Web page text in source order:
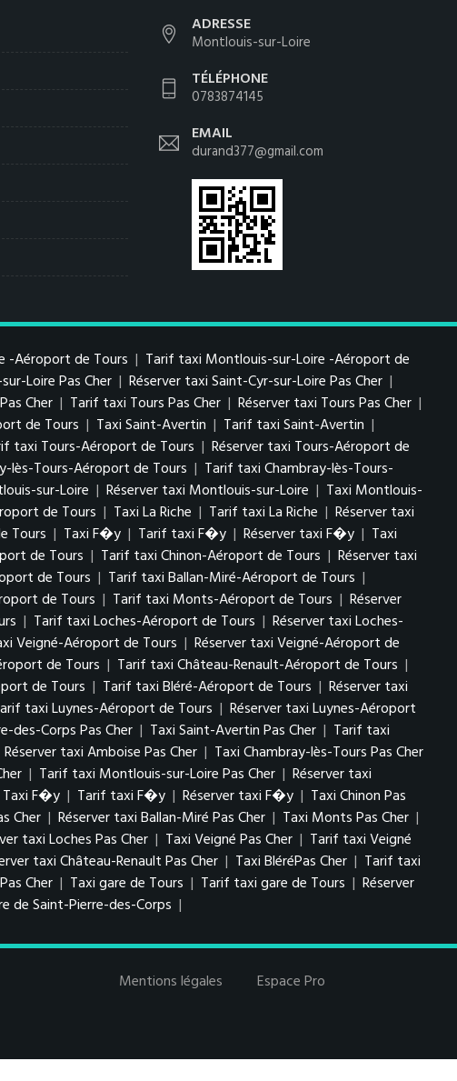
ADRESSE
Montlouis-sur-Loire
TÉLÉPHONE
0783874145
EMAIL
durand377@gmail.com
-Aéroport de Tours | Tarif taxi Montlouis-sur-Loire -Aéroport de
Loire Pas Cher | Réserver taxi Saint-Cyr-sur-Loire Pas Cher |
Cher | Tarif taxi Tours Pas Cher | Réserver taxi Tours Pas Cher |
de Tours | Taxi Saint-Avertin | Tarif taxi Saint-Avertin |
taxi Tours-Aéroport de Tours | Réserver taxi Tours-Aéroport de
lès-Tours-Aéroport de Tours | Tarif taxi Chambray-lès-Tours-
sur-Loire | Réserver taxi Montlouis-sur-Loire | Taxi Montlouis-
de Tours | Taxi La Riche | Tarif taxi La Riche | Réserver taxi
Tours | Taxi F�y | Tarif taxi F�y | Réserver taxi F�y | Taxi
de Tours | Tarif taxi Chinon-Aéroport de Tours | Réserver taxi
de Tours | Tarif taxi Ballan-Miré-Aéroport de Tours |
de Tours | Tarif taxi Monts-Aéroport de Tours | Réserver
| Tarif taxi Loches-Aéroport de Tours | Réserver taxi Loches-
Veigné-Aéroport de Tours | Réserver taxi Veigné-Aéroport de
de Tours | Tarif taxi Château-Renault-Aéroport de Tours |
de Tours | Tarif taxi Bléré-Aéroport de Tours | Réserver taxi
taxi Luynes-Aéroport de Tours | Réserver taxi Luynes-Aéroport
des-Corps Pas Cher | Taxi Saint-Avertin Pas Cher | Tarif taxi
Réserver taxi Amboise Pas Cher | Taxi Chambray-lès-Tours Pas Cher
| Tarif taxi Montlouis-sur-Loire Pas Cher | Réserver taxi
Taxi F�y | Tarif taxi F�y | Réserver taxi F�y | Taxi Chinon Pas
Cher | Réserver taxi Ballan-Miré Pas Cher | Taxi Monts Pas Cher |
taxi Loches Pas Cher | Taxi Veigné Pas Cher | Tarif taxi Veigné
taxi Château-Renault Pas Cher | Taxi BléréPas Cher | Tarif taxi
Cher | Taxi gare de Tours | Tarif taxi gare de Tours | Réserver
de Saint-Pierre-des-Corps |
Mentions légales Espace Pro